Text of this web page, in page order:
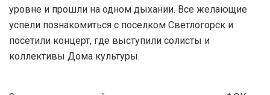
уровне и прошли на одном дыхании. Все желающие
успели познакомиться с поселком Светлогорск и
посетили концерт, где выступили солисты и
коллективы Дома культуры.